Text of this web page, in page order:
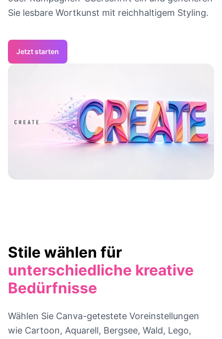
Sie lesbare Wortkunst mit reichhaltigem Styling.
Jetzt starten
Stile wählen für
unterschiedliche kreative
Bedürfnisse
Wählen Sie Canva-getestete Voreinstellungen
wie Cartoon, Aquarell, Bergsee, Wald, Lego,